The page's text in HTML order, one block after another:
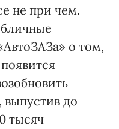
не при чем.
о том,
выпустив до
тысяч